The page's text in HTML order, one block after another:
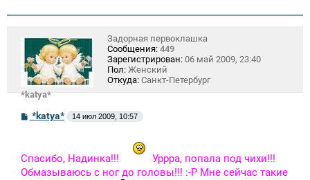
и
*katya*
Задорная первоклашка
Сообщения: 449
Зарегистрирован: 06 май 2009, 23:40
Пол: Женский
Откуда: Санкт-Петербург
С
е
н
*katya* 14 июл 2009, 10:57
Спасибо, Надинка!!!
Уррра, попала под чихи!!!
Обмазываюсь с ног до головы!!! :-Р Мне сейчас такие